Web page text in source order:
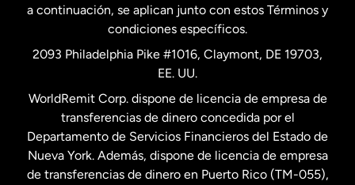
Países Bajos
Suecia
a continuación, se aplican junto con estos Términos y
condiciones específicos.
2093 Philadelphia Pike #1016, Claymont, DE 19703,
EE. UU.
WorldRemit Corp. dispone de licencia de empresa de
transferencias de dinero concedida por el
Departamento de Servicios Financieros del Estado de
Nueva York. Además, dispone de licencia de empresa
de transferencias de dinero en Puerto Rico (TM-055),